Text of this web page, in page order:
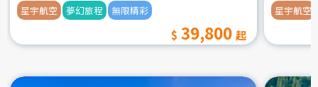
星宇航空 夢幻旅程 無限精彩
39,800
星宇航空